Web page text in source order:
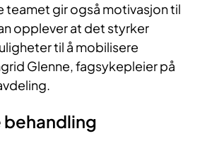
teamet gir også motivasjon til
opplever at det styrker
til å mobilisere
Glenne, fagsykepleier på